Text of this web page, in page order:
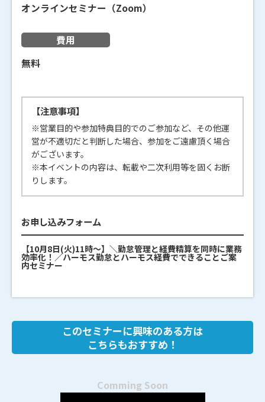
オンラインセミナー（Zoom）
費用
無料
【注意事項】
※営業目的や参加特典目的でのご参加など、その他運
営が不適切だと判断した場合、参加をご遠慮頂く場合
がございます。
※本イベントの内容は、転載や二次利用等を固くお断
りします。
お申し込みフォーム
【10月8日(火)11時～】＼勤怠管理と経費精算を同時に業務
効率化！／ハーモス勤怠とハーモス経費でできることご案
内セミナー
このセミナーに興味のある方は
こちらもおすすめ！
Comming Soon